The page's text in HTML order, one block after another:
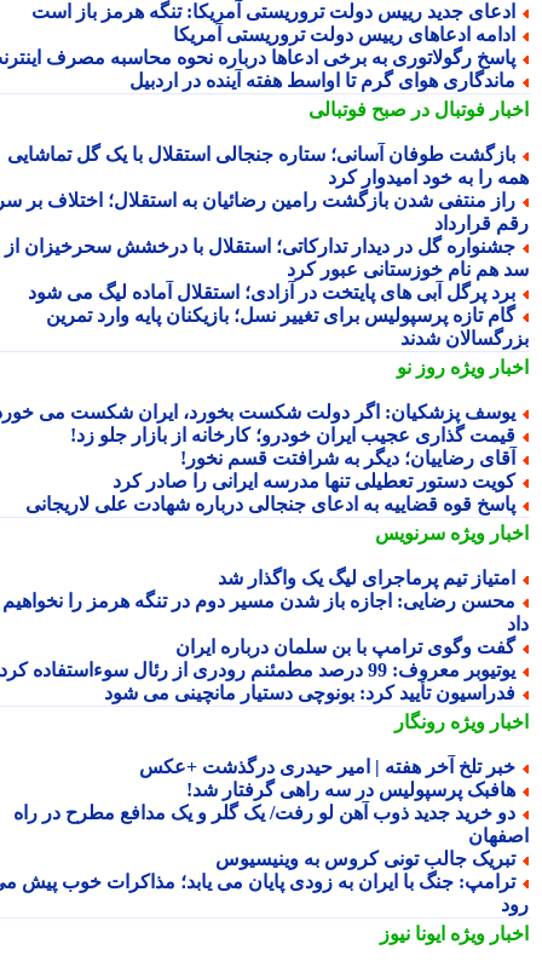
جدید رییس دولت تروریستی آمریکا: تنگه هرمز باز است
ادعاهای رییس دولت تروریستی آمریکا
رگولاتوری به برخی ادعاها درباره نحوه محاسبه مصرف اینترنت
هوای گرم تا اواسط هفته آینده در اردبیل
فوتبال در صبح فوتبالی
طوفان آسانی؛ ستاره جنجالی استقلال با یک گل تماشایی
را به خود امیدوار کرد
منتفی شدن بازگشت رامین رضائیان به استقلال؛ اختلاف بر سر
قرارداد
گل در دیدار تدارکاتی؛ استقلال با درخشش سحرخیزان از
هم نام خوزستانی عبور کرد
پرگل آبی های پایتخت در آزادی؛ استقلال آماده لیگ می شود
تازه پرسپولیس برای تغییر نسل؛ بازیکنان پایه وارد تمرین
شدند
ویژهروز نو
پزشکیان: اگر دولت شکست بخورد، ایران شکست می خورد
گذاری عجیب ایران خودرو؛ کارخانه از بازار جلو زد!
رضاییان؛ دیگر به شرافتت قسم نخور!
دستور تعطیلی تنها مدرسه ایرانی را صادر کرد
قوه قضاییه به ادعای جنجالی درباره شهادت علی لاریجانی
ویژهسرنویس
تیم پرماجرای لیگ یک واگذار شد
رضایی: اجازه باز شدن مسیر دوم در تنگه هرمز را نخواهیم
وگوی ترامپ با بن سلمان درباره ایران
معروف: 99 درصد مطمئنم رودری از رئال سوءاستفاده کرد
تأیید کرد: بونوچی دستیار مانچینی می شود
ویژهرونگار
تلخ آخر هفته | امیر حیدری درگذشت +عکس
پرسپولیس در سه راهی گرفتار شد!
خرید جدید ذوب آهن لو رفت/ یک گلر و یک مدافع مطرح در راه
جالب تونی کروس به وینیسیوس
جنگ با ایران به زودی پایان می یابد؛ مذاکرات خوب پیش می
ویژهایونا نیوز